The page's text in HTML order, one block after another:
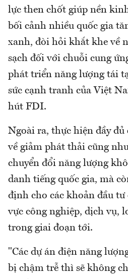
lực then chốt giúp nền
bối cảnh nhiều quốc gia
xanh, đòi hỏi khắt khe về
sạch đối với chuỗi cung
phát triển năng lượng tái
sức cạnh tranh của Việt
hút FDI.
Ngoài ra, thực hiện đầy đủ
về giảm phát thải cũng
chuyển đổi năng lượng
danh tiếng quốc gia, mà
định cho các khoản đầu
vực công nghiệp, dịch vụ,
trong giai đoạn tới.
"Các dự án điện năng
bị chậm trễ thì sẽ không